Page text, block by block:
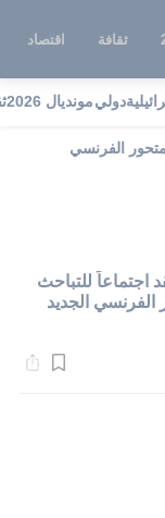
ثقافة اقتصاد
دوليمونديال 2026
الفرنسي
اجتماعاً للتباحث
الفرنسي الجديد